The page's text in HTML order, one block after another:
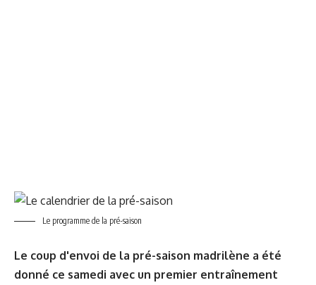
Le programme de la pré-saison
Le coup d'envoi de la pré-saison madrilène a été
donné ce samedi avec un premier entraînement